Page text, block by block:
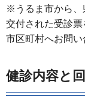
※うるま市から、
交付された受診
市区町村へお問い
健診内容と